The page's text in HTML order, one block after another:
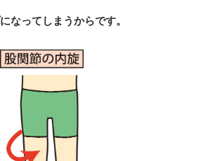
なってしまうからです。